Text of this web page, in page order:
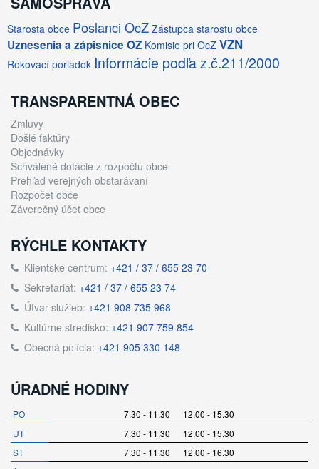
Starosta obce Poslanci OcZ Zástupca starostu obce
Uznesenia a zápisnice OZ Komisie pri OcZ VZN
Rokovací poriadok Informácie podľa z.č.211/2000
TRANSPARENTNÁ OBEC
Zmluvy
Došlé faktúry
Objednávky
Schválené dotácie z rozpočtu obce
Prehľad verejných obstarávaní
Rozpočet obce
Záverečný účet obce
RÝCHLE KONTAKTY
Klientske centrum: +421 / 37 / 655 23 70
Sekretariát: +421 / 37 / 655 23 74
Útvar služieb: +421 908 735 968
Kultúrne stredisko: +421 907 759 854
Obecná polícia: +421 905 330 148
ÚRADNÉ HODINY
PO
7.30 - 11.30 12.00 - 15.30
UT
7.30 - 11.30 12.00 - 15.30
ST
7.30 - 11.30 12.00 - 16.30